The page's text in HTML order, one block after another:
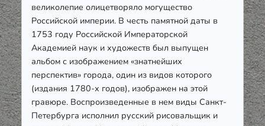
великолепие олицетворяло могущество
Российской империи. В честь памятной даты в
1753 году Российской Императорской
Академией наук и художеств был выпущен
альбом с изображением «знатнейших
перспектив» города, один из видов которого
(издания 1780-х годов), изображен на этой
гравюре. Воспроизведенные в нем виды Санкт-
Петербурга исполнил русский рисовальщик и